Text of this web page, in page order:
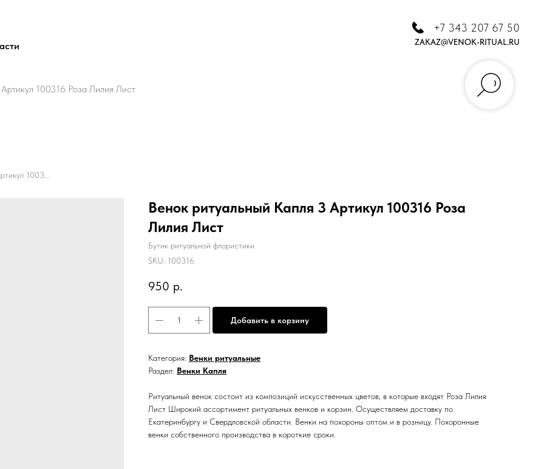
+7 343 207 67 50
ZAKAZ@VENOK-RITUAL.RU
100316 Роза Лилия Лист
Венок ритуальный Капля 3 Артикул 100316 Роза
Лилия Лист
Бутик ритуальной флористики
SKU: 100316
950 р.
Добавить в корзину
Категория: Венки ритуальные
Раздел: Венки Капля
Ритуальный венок состоит из композиций искусственных цветов, в которые входят Роза Лилия
Лист Широкий ассортимент ритуальных венков и корзин. Осуществляем доставку по
Екатеринбургу и Свердловской области. Венки на похороны оптом и в розницу. Похоронные
венки собственного производства в короткие сроки.